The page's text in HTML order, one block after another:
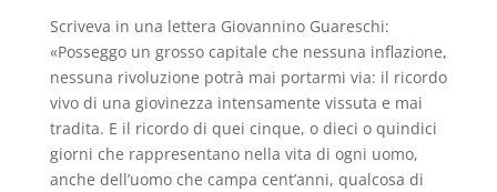
Scriveva in una lettera Giovannino Guareschi:
«Posseggo un grosso capitale che nessuna inflazione,
nessuna rivoluzione potrà mai portarmi via: il ricordo
vivo di una giovinezza intensamente vissuta e mai
tradita. E il ricordo di quei cinque, o dieci o quindici
giorni che rappresentano nella vita di ogni uomo,
anche dell’uomo che campa cent’anni, qualcosa di